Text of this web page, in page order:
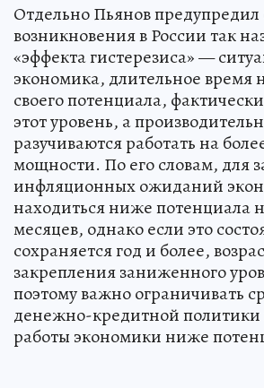
Отдельно Пьянов предупредил
возникновения в России так
«эффекта гистерезиса» —
экономика, длительное время
своего потенциала,
этот уровень, а
разучиваются работать на
мощности. По его словам, для
инфляционных ожиданий
находиться ниже потенциала
месяцев, однако если это
сохраняется год и более,
закрепления заниженного
поэтому важно ограничивать
денежно-кредитной
работы экономики ниже